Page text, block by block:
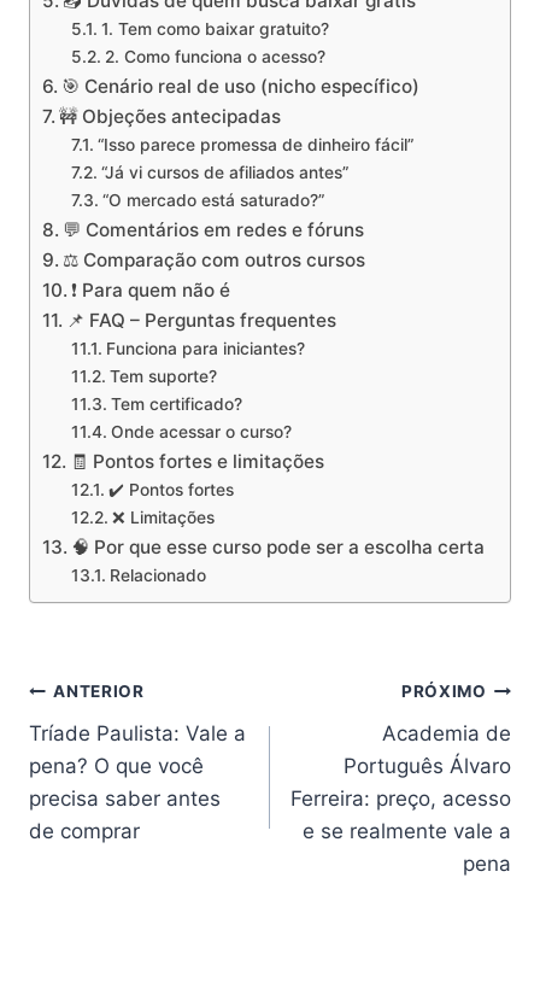
1. Tem como baixar gratuito?
2. Como funciona o acesso?
🎯 Cenário real de uso (nicho específico)
🚧 Objeções antecipadas
“Isso parece promessa de dinheiro fácil”
“Já vi cursos de afiliados antes”
“O mercado está saturado?”
💬 Comentários em redes e fóruns
⚖️ Comparação com outros cursos
❗ Para quem não é
📌 FAQ – Perguntas frequentes
Funciona para iniciantes?
Tem suporte?
Tem certificado?
Onde acessar o curso?
🧾 Pontos fortes e limitações
✔️ Pontos fortes
❌ Limitações
🧠 Por que esse curso pode ser a escolha certa
Relacionado
Navegação
de
Post
ANTERIOR
Tríade Paulista: Vale a
pena? O que você
precisa saber antes
de comprar
PRÓXIMO
Academia de
Português Álvaro
Ferreira: preço, acesso
e se realmente vale a
pena